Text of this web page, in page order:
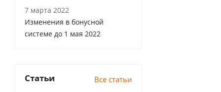
7 марта 2022
Изменения в бонусной
системе до 1 мая 2022
Статьи Все статьи